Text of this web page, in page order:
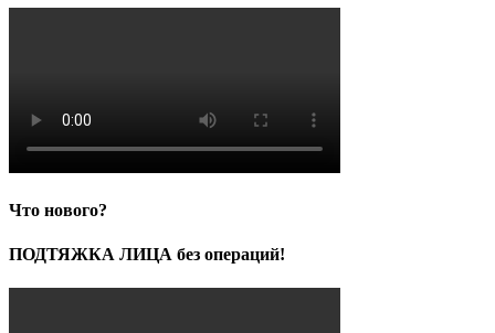
Что нового?
ПОДТЯЖКА ЛИЦА без операций!